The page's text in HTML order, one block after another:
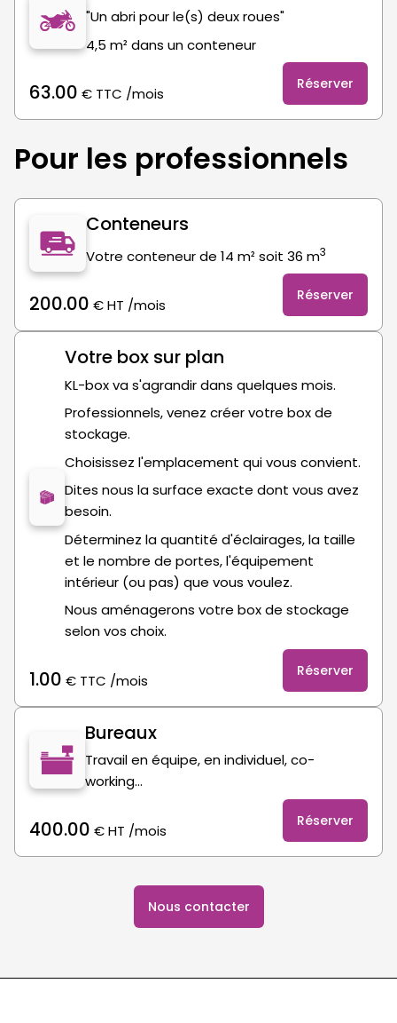
"Un abri pour le(s) deux roues"
4,5 m² dans un conteneur
63.00 € TTC /mois
Réserver
Pour les professionnels
Conteneurs
Votre conteneur de 14 m² soit 36 m3
200.00 €HT /mois
Réserver
Votre box sur plan
KL-box va s'agrandir dans quelques mois.
Professionnels, venez créer votre box de
stockage.
Choisissez l'emplacement qui vous convient.
Dites nous la surface exacte dont vous avez
besoin.
Déterminez la quantité d'éclairages, la taille
et le nombre de portes, l'équipement
intérieur (ou pas) que vous voulez.
Nous aménagerons votre box de stockage
selon vos choix.
1.00 € TTC /mois
Réserver
Bureaux
Travail en équipe, en individuel, co-
working…
400.00 €HT /mois
Réserver
Nous contacter